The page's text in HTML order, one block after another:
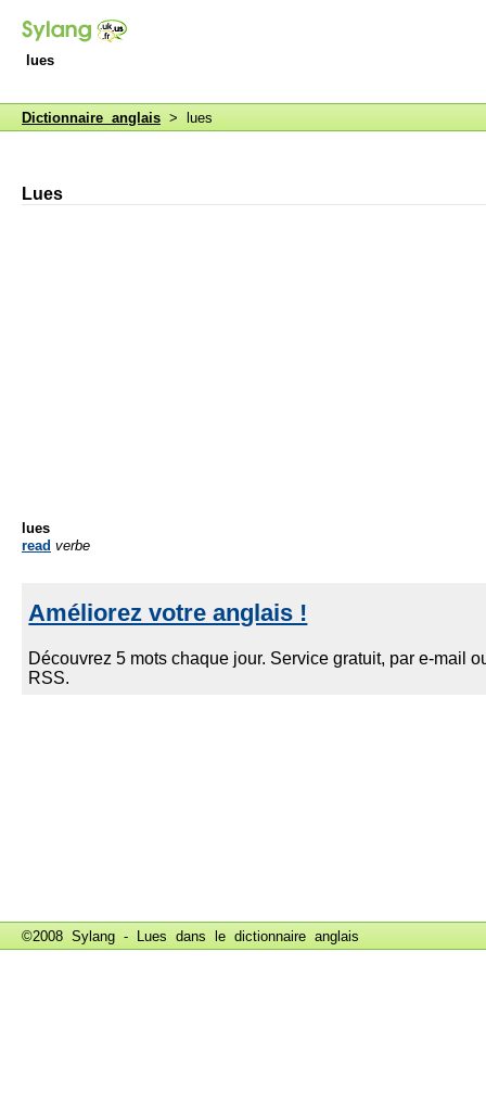
lues
Dictionnaire anglais > lues
Lues
lues
read verbe
©2008 Sylang - Lues dans le dictionnaire anglais